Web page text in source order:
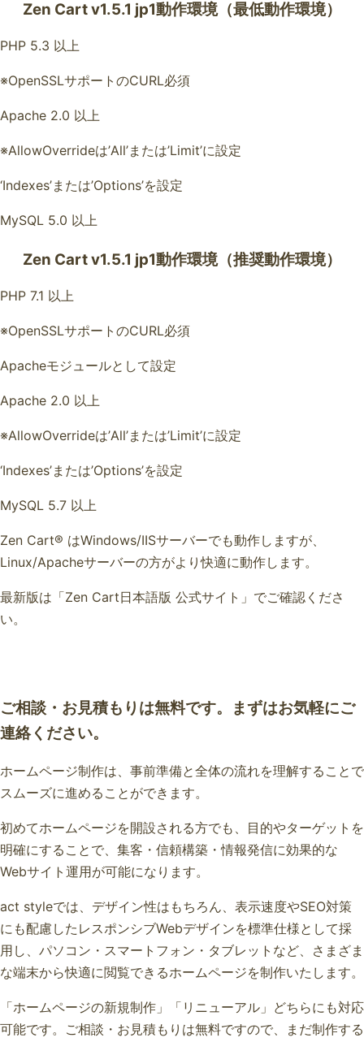
Zen Cart v1.5.1 jp1動作環境（最低動作環境）
PHP 5.3 以上
※OpenSSLサポートのCURL必須
Apache 2.0 以上
※AllowOverrideは’All’または’Limit’に設定
‘Indexes’または’Options’を設定
MySQL 5.0 以上
Zen Cart v1.5.1 jp1動作環境（推奨動作環境）
PHP 7.1 以上
※OpenSSLサポートのCURL必須
Apacheモジュールとして設定
Apache 2.0 以上
※AllowOverrideは’All’または’Limit’に設定
‘Indexes’または’Options’を設定
MySQL 5.7 以上
Zen Cart® はWindows/IISサーバーでも動作しますが、
Linux/Apacheサーバーの方がより快適に動作します。
最新版は「Zen Cart日本語版 公式サイト」でご確認くださ
い。
ご相談・お見積もりは無料です。まずはお気軽にご
連絡ください。
ホームページ制作は、事前準備と全体の流れを理解することで
スムーズに進めることができます。
初めてホームページを開設される方でも、目的やターゲットを
明確にすることで、集客・信頼構築・情報発信に効果的な
Webサイト運用が可能になります。
act styleでは、デザイン性はもちろん、表示速度やSEO対策
にも配慮したレスポンシブWebデザインを標準仕様として採
用し、パソコン・スマートフォン・タブレットなど、さまざま
な端末から快適に閲覧できるホームページを制作いたします。
「ホームページの新規制作」「リニューアル」どちらにも対応
可能です。ご相談・お見積もりは無料ですので、まだ制作する